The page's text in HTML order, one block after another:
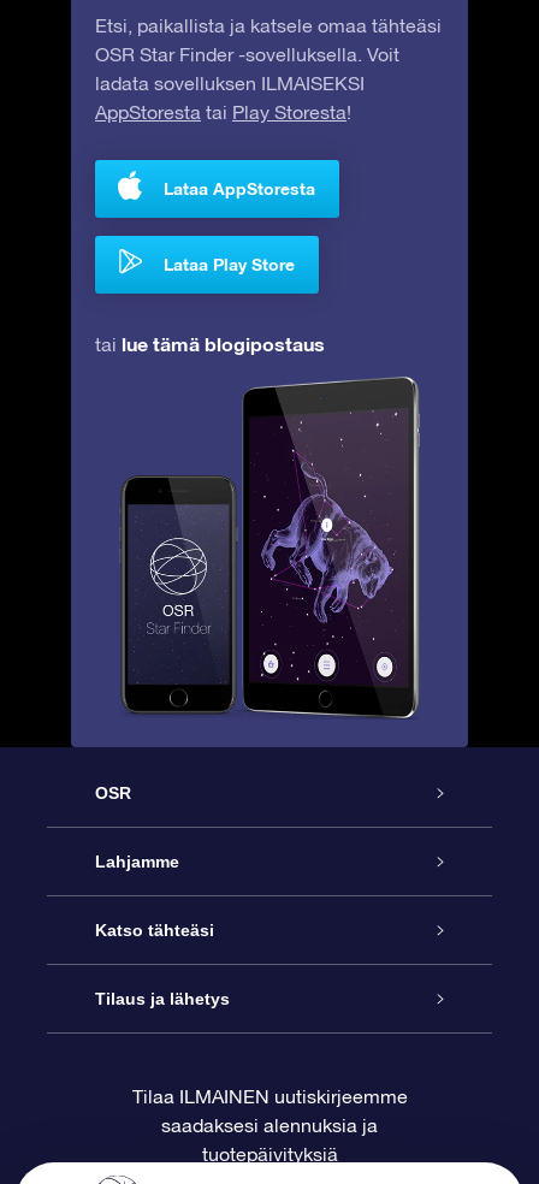
Etsi, paikallista ja katsele omaa tähteäsi
OSR Star Finder -sovelluksella. Voit
ladata sovelluksen ILMAISEKSI
AppStoresta tai Play Storesta!
Lataa AppStoresta
Lataa Play Store
tai lue tämä blogipostaus
OSR
Palvelu
Ota meihin yhteyttä
Blogi
Arvostelut
Lahjamme
Online Star -lahja
OSR-lahjapakkaus
OSR-lahjakortti
Katso tähteäsi
Star Register
Henkilökohtainen Tähtisivu
Tilaus ja lähetys
Maksutiedot
Tilaa ILMAINEN uutiskirjeemme
saadaksesi alennuksia ja
tuotepäivityksiä